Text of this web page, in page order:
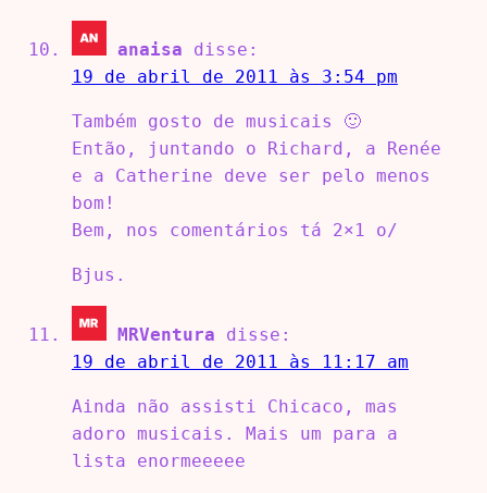
anaisa
disse:
19 de abril de 2011 às 3:54 pm
Também gosto de musicais 🙂
Então, juntando o Richard, a Renée
e a Catherine deve ser pelo menos
bom!
Bem, nos comentários tá 2×1 o/
Bjus.
MRVentura
disse:
19 de abril de 2011 às 11:17 am
Ainda não assisti Chicaco, mas
adoro musicais. Mais um para a
lista enormeeeee